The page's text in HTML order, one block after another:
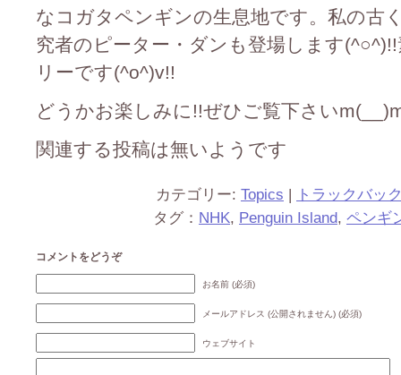
なコガタペンギンの生息地です。私の古
究者のピーター・ダンも登場します
リーです(^o^)v!!
どうかお楽しみに!!ぜひご覧下さい
関連する投稿は無いようです
カテゴリー: Topics | トラックバッ
タグ： NHK, Penguin Island, ペンギ
コメントをどうぞ
お名前 (必須)
メールアドレス (公開されません) (必須)
ウェブサイト